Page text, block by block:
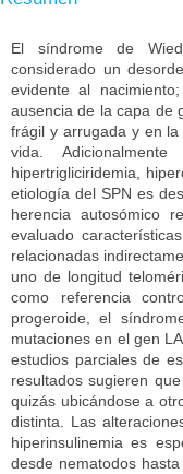
El síndrome de
considerado un
evidente al
ausencia de la capa de
frágil y arrugada y en
vida.
hipertrigliciridemia,
etiología del SPN es
herencia autosómico
evaluado
relacionadas
uno de longitud
como referencia
progeroide, el
mutaciones en el gen
estudios parciales de
resultados sugieren
quizás ubicándose a
distinta. Las
hiperinsulinemia es
desde nematodos